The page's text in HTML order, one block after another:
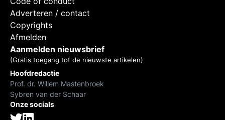
Adverteren / contact
Copyrights
Afmelden
Aanmelden nieuwsbrief
(Gratis toegang tot de nieuwste artikelen)
Hoofdredactie
Prof. dr. Willem Mastenbroek
Sybren van der Schaar
Onze socials